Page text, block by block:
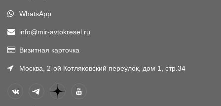
WhatsApp
info@mir-avtokresel.ru
Визитная карточка
Москва, 2-ой Котляковский переулок, дом 1, стр.34